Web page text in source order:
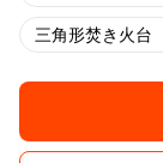
三角形焚き火台